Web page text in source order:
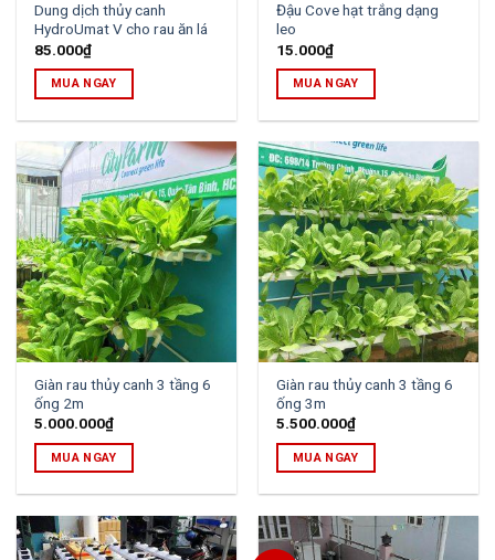
Dung dịch thủy canh
HydroUmat V cho rau ăn lá
85.000₫
MUA NGAY
Đậu Cove hạt trắng dạng
leo
15.000₫
MUA NGAY
Giàn rau thủy canh 3 tầng 6
ống 2m
5.000.000₫
MUA NGAY
Giàn rau thủy canh 3 tầng 6
ống 3m
5.500.000₫
MUA NGAY